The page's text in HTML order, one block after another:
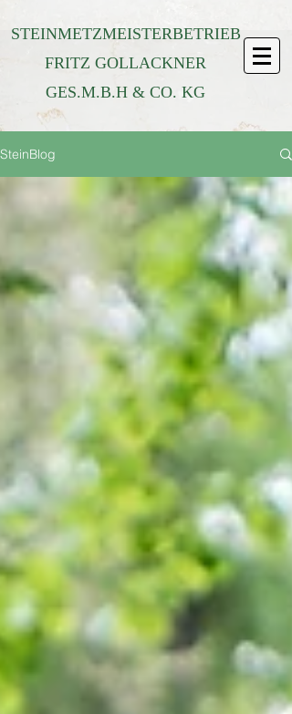
STEINMETZMEISTERBETRIEB
FRITZ GOLLACKNER
GES.M.B.H & CO. KG
SteinBlog